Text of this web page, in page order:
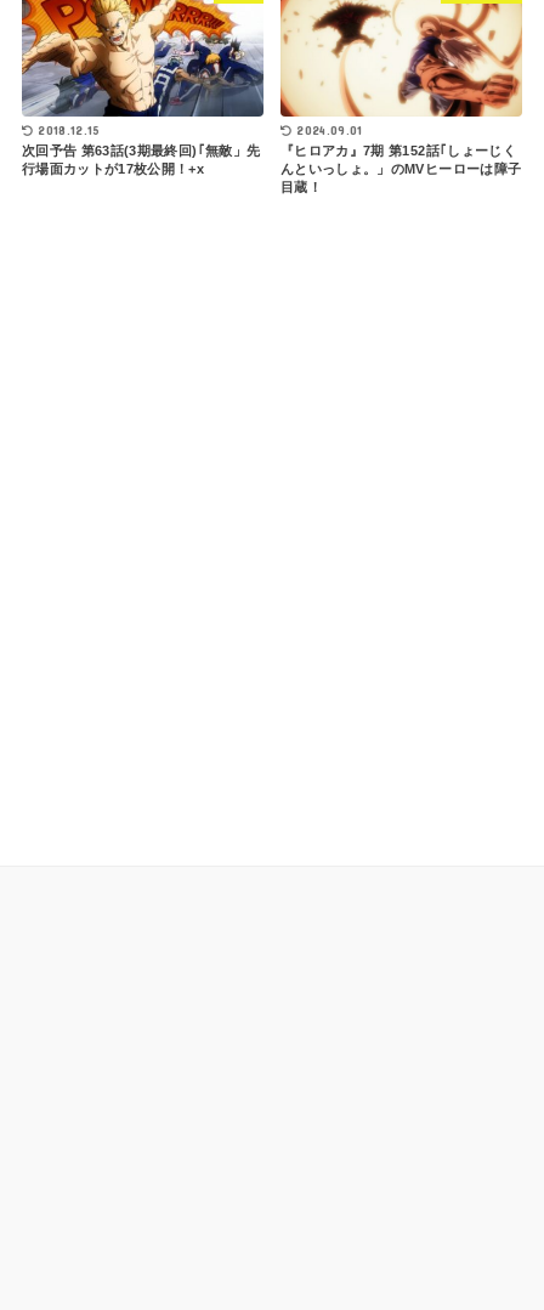
2018.12.15
次回予告 第63話(3期最終回)｢無敵」先
行場面カットが17枚公開！+x
2024.09.01
『ヒロアカ』7期 第152話｢しょーじく
んといっしょ。」のMVヒーローは障子
目蔵！